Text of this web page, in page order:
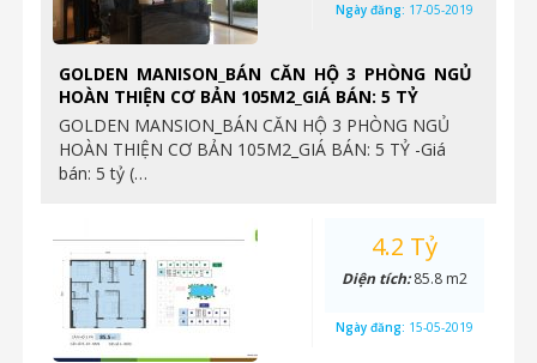
GOLDEN MANISON_BÁN CĂN HỘ 3 PHÒNG NGỦ
HOÀN THIỆN CƠ BẢN 105M2_GIÁ BÁN: 5 TỶ
GOLDEN MANSION_BÁN CĂN HỘ 3 PHÒNG NGỦ
HOÀN THIỆN CƠ BẢN 105M2_GIÁ BÁN: 5 TỶ -Giá
bán: 5 tỷ (…
Ngày đăng: 17-05-2019
4.2 Tỷ
Diện tích:85.8 m2
Ngày đăng: 15-05-2019